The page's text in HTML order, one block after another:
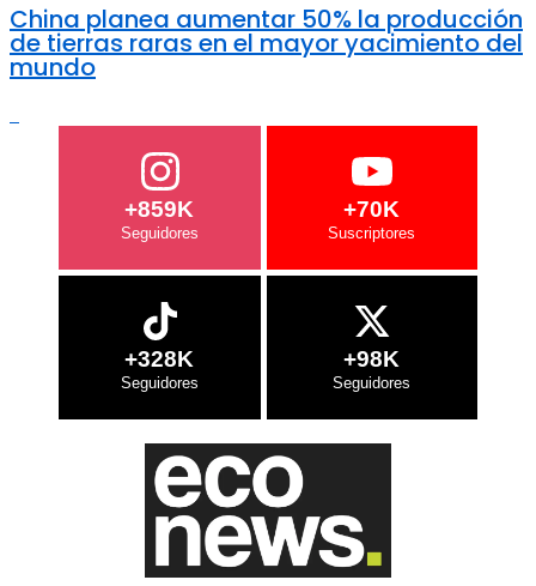
China planea aumentar 50% la producción
de tierras raras en el mayor yacimiento del
mundo
+859K +70K
+328K +98K